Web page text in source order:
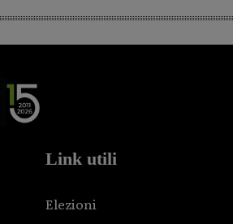
Link utili
Elezioni